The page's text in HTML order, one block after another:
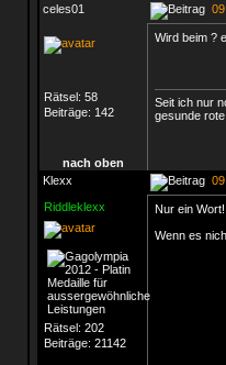
celes01
Rätsel: 58
Beiträge: 142
Wird beim ?
Seit ich nur
gesunde
nach oben
Klexx
Riddleklexx
Rätsel: 202
Beiträge: 21142
Nur ein Wort!
Wenn es